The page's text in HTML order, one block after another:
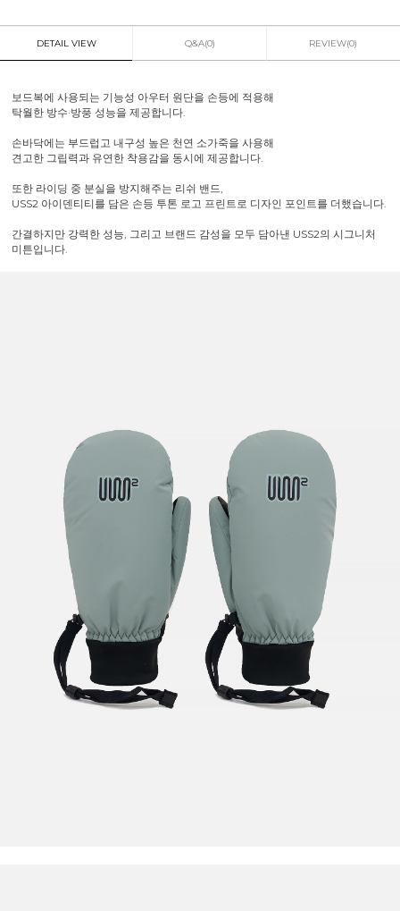
DETAIL VIEW Q&A(0) REVIEW(0)
보드복에 사용되는 기능성 아우터 원단을 손등에 적용해
탁월한 방수·방풍 성능을 제공합니다.
손바닥에는 부드럽고 내구성 높은 천연 소가죽을 사용해
견고한 그립력과 유연한 착용감을 동시에 제공합니다.
또한 라이딩 중 분실을 방지해주는 리쉬 밴드,
USS2 아이덴티티를 담은 손등 투톤 로고 프린트로 디자인 포인트를 더했습니다.
간결하지만 강력한 성능, 그리고 브랜드 감성을 모두 담아낸 USS2의 시그니처
미튼입니다.